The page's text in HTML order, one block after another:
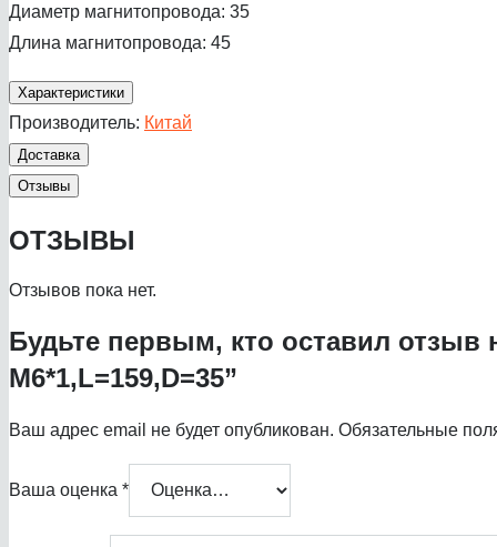
Диаметр магнитопровода: 35
Длина магнитопровода: 45
Характеристики
Производитель: Китай
Доставка
Отзывы
ОТЗЫВЫ
Отзывов пока нет.
Будьте первым, кто оставил отзыв
M6*1,L=159,D=35”
Ваш адрес email не будет опубликован. Обязательные
Ваша оценка *